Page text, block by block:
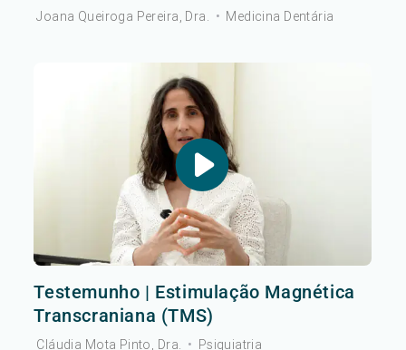
Joana Queiroga Pereira, Dra. • Medicina Dentária
Testemunho | Estimulação Magnética
Transcraniana (TMS)
Cláudia Mota Pinto, Dra. • Psiquiatria